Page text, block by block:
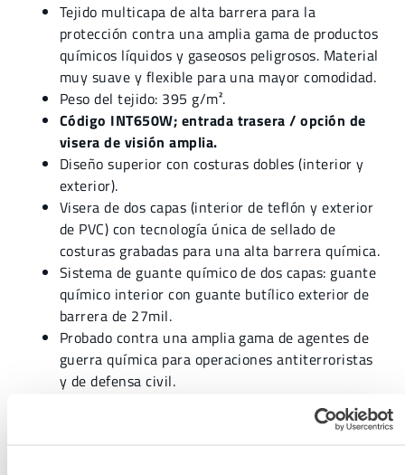
Tejido multicapa de alta barrera para la
protección contra una amplia gama de productos
químicos líquidos y gaseosos peligrosos. Material
muy suave y flexible para una mayor comodidad.
Peso del tejido: 395 g/m².
Código INT650W; entrada trasera / opción de
visera de visión amplia.
Diseño superior con costuras dobles (interior y
exterior).
Visera de dos capas (interior de teflón y exterior
de PVC) con tecnología única de sellado de
costuras grabadas para una alta barrera química.
Sistema de guante químico de dos capas: guante
químico interior con guante butílico exterior de
barrera de 27mil.
Probado contra una amplia gama de agentes de
guerra química para operaciones antiterroristas
y de defensa civil.
Dos válvulas de escape montadas en la parte